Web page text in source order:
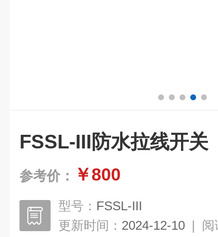
FSSL-III防水拉线开关
参考价： ￥800
型号： FSSL-III
更新时间： 2024-12-10 | 阅